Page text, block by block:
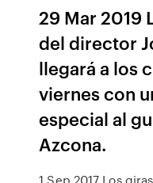
29 Mar 2019
del director
llegará a los
viernes con
especial al
Azcona.
1 Sep 2017 Los